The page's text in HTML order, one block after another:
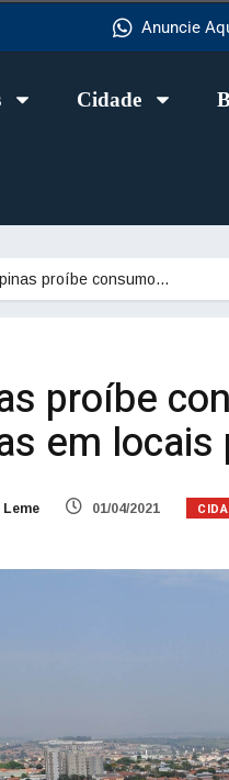
Anuncie
Cidade
proíbe consumo…
proíbe
em locais
01/04/2021